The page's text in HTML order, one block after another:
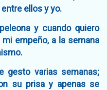
ellos y yo.
y cuando quiero
empeño, a la semana
gesto varias semanas;
su prisa y apenas se